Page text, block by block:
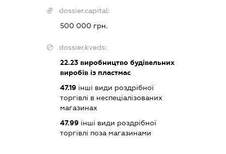
dossier.capital:
500 000 грн.
dossier.kveds:
22.23 виробництво будівельних
виробів із пластмас
47.19 інші види роздрібної
торгівлі в неспеціалізованих
магазинах
47.99 інші види роздрібної
торгівлі поза магазинами